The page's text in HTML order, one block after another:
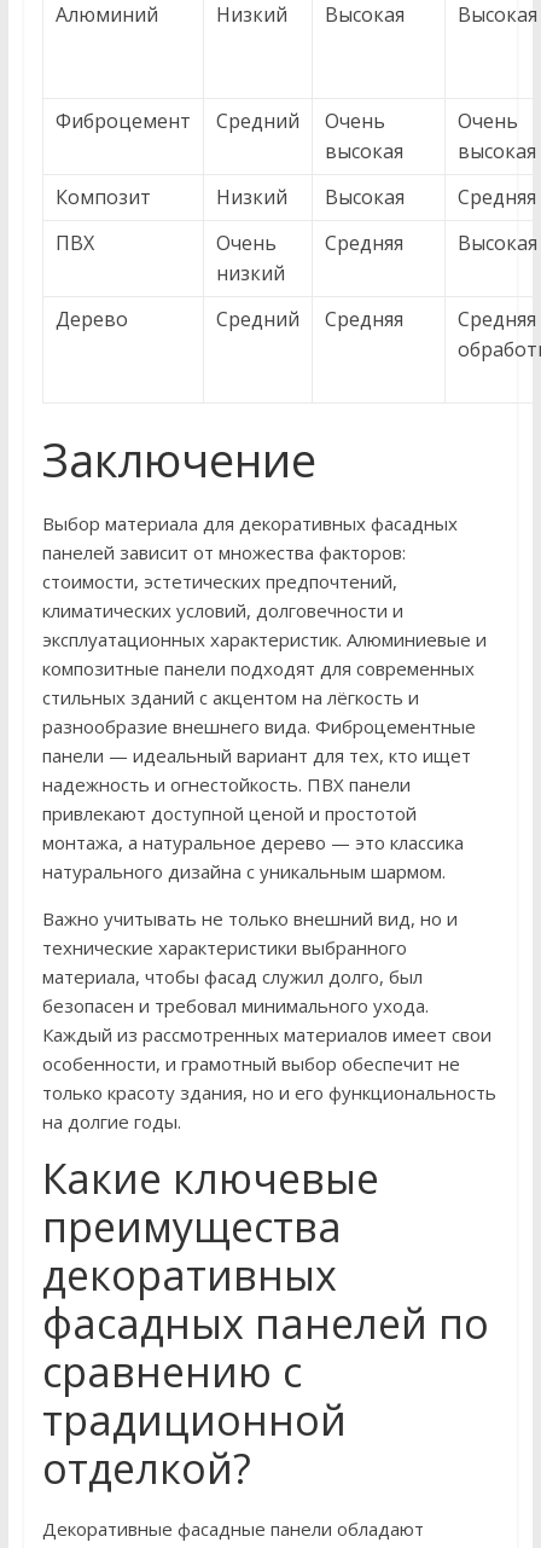
Алюминий
Низкий Высокая Высокая
Фиброцемент Средний
Очень
высокая
Очень
высокая
Композит
Низкий Высокая
Средняя
ПВХ
Очень
низкий
Средняя Высокая
Дерево Средний Средняя
Заключение
Выбор материала для декоративных фасадных
панелей зависит от множества факторов:
стоимости, эстетических предпочтений,
климатических условий, долговечности и
эксплуатационных характеристик. Алюминиевые и
композитные панели подходят для современных
стильных зданий с акцентом на лёгкость и
разнообразие внешнего вида. Фиброцементные
панели — идеальный вариант для тех, кто ищет
надежность и огнестойкость. ПВХ панели
привлекают доступной ценой и простотой
монтажа, а натуральное дерево — это классика
натурального дизайна с уникальным шармом.
Важно учитывать не только внешний вид, но и
технические характеристики выбранного
материала, чтобы фасад служил долго, был
безопасен и требовал минимального ухода.
Каждый из рассмотренных материалов имеет свои
особенности, и грамотный выбор обеспечит не
только красоту здания, но и его функциональность
на долгие годы.
Какие ключевые
преимущества
декоративных
фасадных панелей по
сравнению с
традиционной
отделкой?
Декоративные фасадные панели обладают